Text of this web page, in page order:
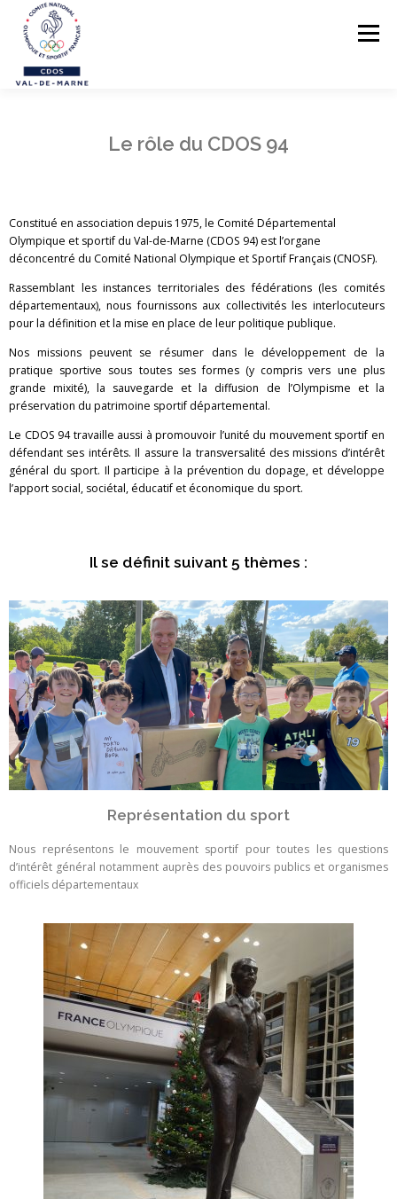
Menu
FORMATIONS
PARASPORTS
AIDE PÉDAGOGIQUE
LE RÉSEAU SPORTIF 94
CONTACTS
Le rôle du CDOS 94
Constitué en association depuis 1975, le Comité Départemental
Olympique et sportif du Val-de-Marne (CDOS 94) est l’organe
déconcentré du Comité National Olympique et Sportif Français (CNOSF).
Rassemblant les instances territoriales des fédérations (les comités
départementaux), nous fournissons aux collectivités les interlocuteurs
pour la définition et la mise en place de leur politique publique.
Nos missions peuvent se résumer dans le développement de la
pratique sportive sous toutes ses formes (y compris vers une plus
grande mixité), la sauvegarde et la diffusion de l’Olympisme et la
préservation du patrimoine sportif départemental.
Le CDOS 94 travaille aussi à promouvoir l’unité du mouvement sportif en
défendant ses intérêts. Il assure la transversalité des missions d’intérêt
général du sport. Il participe à la prévention du dopage, et développe
l’apport social, sociétal, éducatif et économique du sport.
Il se définit suivant 5 thèmes :
Représentation du sport
Nous représentons le mouvement sportif pour toutes les questions
d’intérêt général notamment auprès des pouvoirs publics et organismes
officiels départementaux